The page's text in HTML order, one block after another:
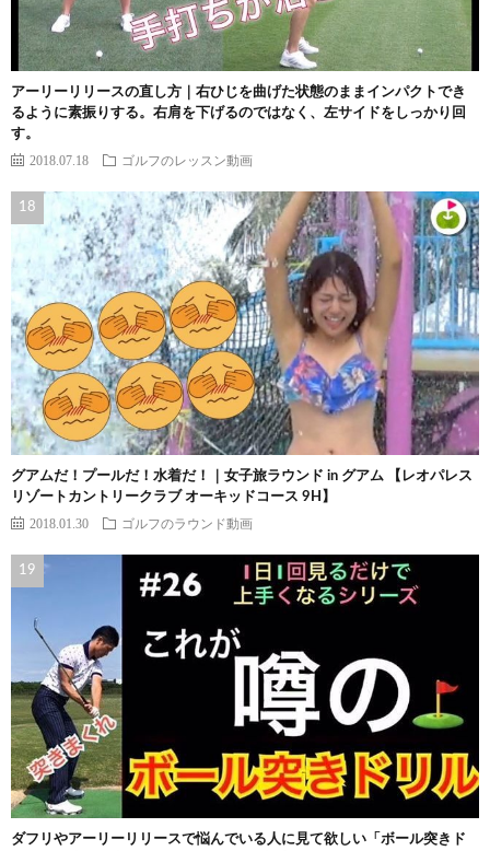
アーリーリリースの直し方｜右ひじを曲げた状態のままインパクトでき
るように素振りする。右肩を下げるのではなく、左サイドをしっかり回
す。
2018.07.18 ゴルフのレッスン動画
グアムだ！プールだ！水着だ！｜女子旅ラウンド in グアム 【レオパレス
リゾートカントリークラブ オーキッドコース 9H】
2018.01.30 ゴルフのラウンド動画
ダフリやアーリーリリースで悩んでいる人に見て欲しい「ボール突きド